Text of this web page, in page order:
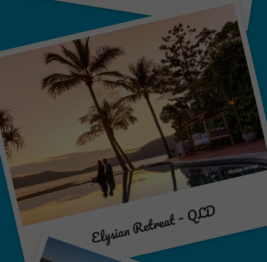
Elysian Retreat – QLD